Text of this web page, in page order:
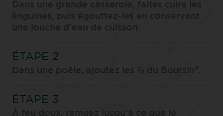
Dans une grande casserole, faites cuire les
linguines, puis égouttez-les en conservant
une louche d'eau de cuisson.
Dans une poêle, ajoutez les ¾ du Boursin .
À feu doux, remuez jusqu'à ce que le